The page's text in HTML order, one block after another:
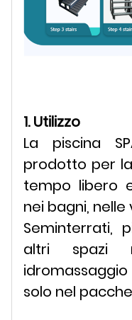
1. Utilizzo
La piscina
prodotto per
tempo libero
nei bagni, nelle
Seminterrati,
altri spazi
solo nel